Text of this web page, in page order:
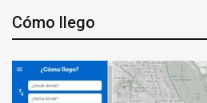
Cómo llego